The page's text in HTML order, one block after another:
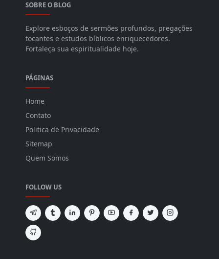
SOBRE O BLOG
Explore esboços de sermões profundos, pregações
tocantes e estudos bíblicos enriquecedores.
Fortaleça sua espiritualidade hoje.
PÁGINAS
Home
Contato
Politica de Privacidade
Sitemap
Quem Somos
FOLLOW US